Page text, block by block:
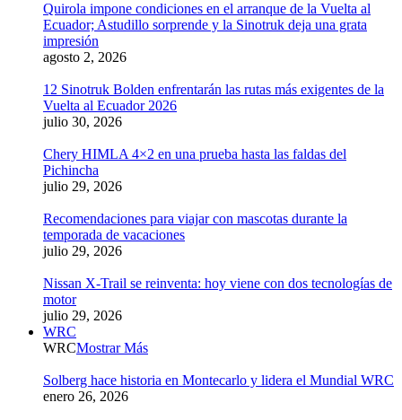
Quirola impone condiciones en el arranque de la Vuelta al
Ecuador; Astudillo sorprende y la Sinotruk deja una grata
impresión
agosto 2, 2026
12 Sinotruk Bolden enfrentarán las rutas más exigentes de la
Vuelta al Ecuador 2026
julio 30, 2026
Chery HIMLA 4×2 en una prueba hasta las faldas del
Pichincha
julio 29, 2026
Recomendaciones para viajar con mascotas durante la
temporada de vacaciones
julio 29, 2026
Nissan X-Trail se reinventa: hoy viene con dos tecnologías de
motor
julio 29, 2026
WRC
WRCMostrar Más
Solberg hace historia en Montecarlo y lidera el Mundial WRC
enero 26, 2026